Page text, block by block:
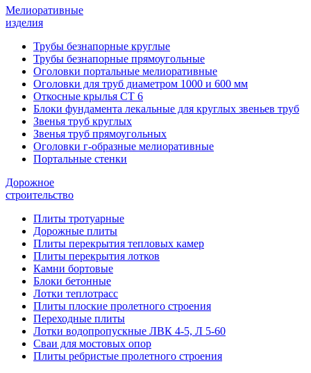
Мелиоративные
изделия
Трубы безнапорные круглые
Трубы безнапорные прямоугольные
Оголовки портальные мелиоративные
Оголовки для труб диаметром 1000 и 600 мм
Откосные крылья СТ 6
Блоки фундамента лекальные для круглых звеньев труб
Звенья труб круглых
Звенья труб прямоугольных
Оголовки г-образные мелиоративные
Портальные стенки
Дорожное
строительство
Плиты тротуарные
Дорожные плиты
Плиты перекрытия тепловых камер
Плиты перекрытия лотков
Камни бортовые
Блоки бетонные
Лотки теплотрасс
Плиты плоские пролетного строения
Переходные плиты
Лотки водопропускные ЛВК 4-5, Л 5-60
Сваи для мостовых опор
Плиты ребристые пролетного строения